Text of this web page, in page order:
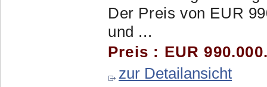
Der Preis von EUR
und ...
Preis : EUR
zur Detailansicht